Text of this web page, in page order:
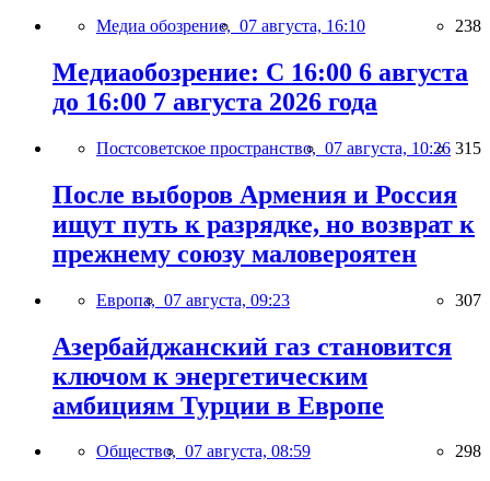
Медиа обозрение, 07 августа, 16:10 238
Медиаобозрение: С 16:00 6 августа
до 16:00 7 августа 2026 года
Постсоветское пространство, 07 августа, 10:26 315
После выборов Армения и Россия
ищут путь к разрядке, но возврат к
прежнему союзу маловероятен
Европа, 07 августа, 09:23 307
Азербайджанский газ становится
ключом к энергетическим
амбициям Турции в Европе
Общество, 07 августа, 08:59 298